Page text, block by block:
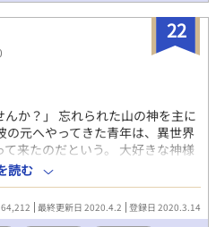
22
んか？」 忘れられた山の神を主に
の元へやってきた青年は、異世界
来たのだという。 大好きな神様
のコガネが異世界生活始めま
在します。 ※少し残酷表現あり
。 ※こちらはムーンライトノベル
読む
最終更新日 2020.4.2 登録日 2020.3.14